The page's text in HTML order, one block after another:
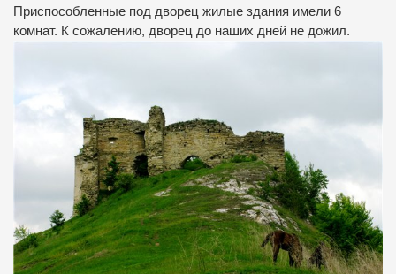
Приспособленные под дворец жилые здания имели 6
комнат. К сожалению, дворец до наших дней не дожил.